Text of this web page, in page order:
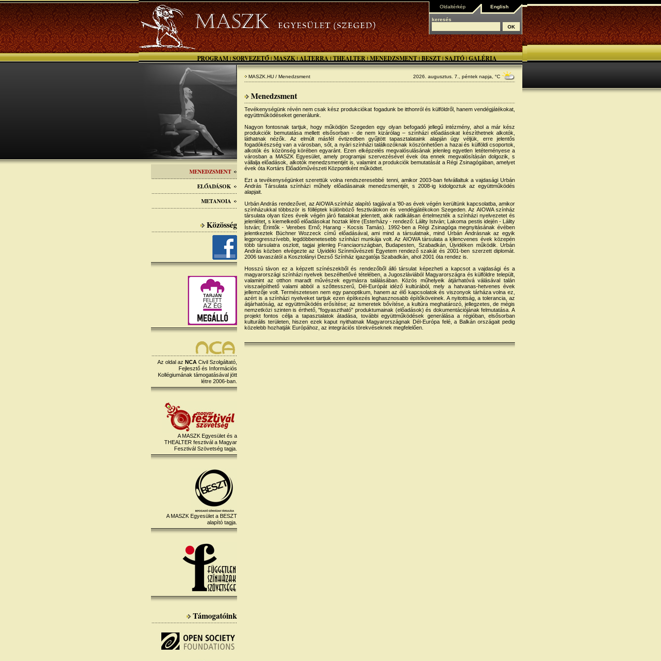
Oldaltérkép English
keresés
PROGRAM | SORVEZETŐ | MASZK | ALTERRA | THEALTER | MENEDZSMENT | BESZT | SAJTÓ | GALÉRIA
MENEDZSMENT
ELŐADÁSOK
METANOIA
Közösség
Az oldal az NCA Civil Szolgáltató,
Fejlesztő és Információs
Kollégiumának támogatásával jött
létre 2006-ban.
A MASZK Egyesület és a
THEALTER fesztivál a Magyar
Fesztivál Szövetség tagja.
A MASZK Egyesület a BESZT
alapító tagja.
Támogatóink
MASZK.HU / Menedzsment 2026. augusztus. 7., péntek napja, °C
Menedzsment
Tevékenységünk révén nem csak kész produkciókat fogadunk be itthonról és külföldről, hanem vendégjátékokat,
együttműködéseket generálunk.
Nagyon fontosnak tartjuk, hogy működjön Szegeden egy olyan befogadó jellegű intézmény, ahol a már kész
produkciók bemutatása mellett elsősorban - de nem kizárólag – színházi előadásokat készíthetnek alkotók,
láthatnak nézők. Az elmúlt másfél évtizedben gyűjtött tapasztalataink alapján úgy véljük, erre jelentős
fogadókészség van a városban, sőt, a nyári színházi találkozóknak köszönhetően a hazai és külföldi csoportok,
alkotók és közönség körében egyaránt. Ezen elképzelés megvalósulásának jelenleg egyetlen letéteményese a
városban a MASZK Egyesület, amely programjai szervezésével évek óta ennek megvalósításán dolgozik, s
vállalja előadások, alkotók menedzsmentjét is, valamint a produkciók bemutatását a Régi Zsinagógában, amelyet
évek óta Kortárs Előadóművészeti Központként működtet.
Ezt a tevékenységünket szerettük volna rendszeresebbé tenni, amikor 2003-ban felvállaltuk a vajdasági Urbán
András Társulata színházi műhely előadásainak menedzsmentjét, s 2008-ig kidolgoztuk az együttműködés
alapjait.
Urbán András rendezővel, az AIOWA színház alapító tagjával a '80-as évek végén kerültünk kapcsolatba, amikor
színházukkal többször is fölléptek különböző fesztiválokon és vendégjátékokon Szegeden. Az AIOWA színház
társulata olyan tízes éveik végén járó fiatalokat jelentett, akik radikálisan értelmezték a színházi nyelvezetet és
jelenlétet, s kiemelkedő előadásokat hoztak létre (Esterházy - rendező: Lálity István; Lakoma pestis idején - Lálity
István; Érintők - Verebes Ernő; Harang - Kocsis Tamás). 1992-ben a Régi Zsinagóga megnyitásának évében
jelentkeztek Büchner Wozzeck című előadásával, ami mind a társulatnak, mind Urbán Andrásnak az egyik
legprogresszívebb, legdöbbenetesebb színházi munkája volt. Az AIOWA társulata a kilencvenes évek közepén
több társulatra oszlott, tagjai jelenleg Franciaországban, Budapesten, Szabadkán, Újvidéken működik. Urbán
András közben elvégezte az Újvidéki Színművészeti Egyetem rendező szakát és 2001-ben szerzett diplomát.
2006 tavaszától a Kosztolányi Dezső Színház igazgatója Szabadkán, ahol 2001 óta rendez is.
Hosszú távon ez a képzett színészekből és rendezőből álló társulat képezheti a kapcsot a vajdasági és a
magyarországi színházi nyelvek beszélhetővé tételében, a Jugoszláviából Magyarországra és külföldre települt,
valamint az otthon maradt művészek egymásra találásában. Közös műhelyeik átjárhatóvá válásával talán
visszaépíthető valami abból a szőttesszerű, Dél-Európát idéző kultúrából, mely a hatvanas-hetvenes évek
jellemzője volt. Természetesen nem egy panoptikum, hanem az élő kapcsolatok és viszonyok tárháza volna ez,
azért is a színházi nyelveket tartjuk ezen építkezés leghasznosabb építőköveinek. A nyitottság, a tolerancia, az
átjárhatóság, az együttműködés erősítése; az ismeretek bővítése, a kultúra meghatározó, jellegzetes, de mégis
nemzetközi szinten is érthető, "fogyasztható" produktumainak (előadások) és dokumentációjának felmutatása. A
projekt fontos célja a tapasztalatok átadása, további együttműködések generálása a régióban, elsősorban
kulturális területen, hiszen ezek kaput nyithatnak Magyarországnak Dél-Európa felé, a Balkán országait pedig
közelebb hozhatják Európához, az integrációs törekvéseknek megfelelően.